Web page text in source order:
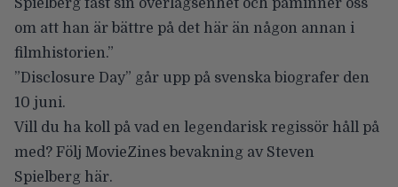
Spielberg fast sin överlägsenhet och påminner oss
om att han är bättre på det här än någon annan i
filmhistorien.”
”Disclosure Day” går upp på svenska biografer den
10 juni.
Vill du ha koll på vad en legendarisk regissör håll på
med? Följ MovieZines bevakning av Steven
Spielberg här.